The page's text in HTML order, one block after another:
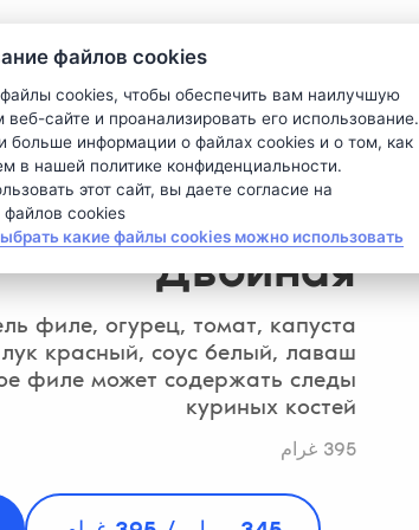
Двойная
филе, огурец, томат, капуста
красный, соус белый, лаваш
филе может содержать следы
куриных костей
395 غرام
файлов cookies 🍪
cookies, чтобы обеспечить вам наилучшую
сайте и проанализировать его использование.
больше информации о файлах cookies и о том, как
в нашей политике конфиденциальности.
этот сайт, вы даете согласие на
cookies.
какие файлы cookies можно использовать